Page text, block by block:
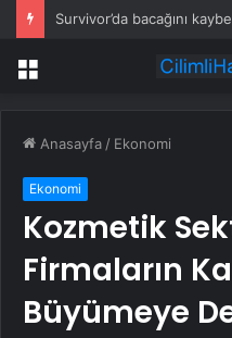
Menü
Anasayfa / Ekonomi
Ekonomi
Kozmetik
Firmaların
Büyümeye